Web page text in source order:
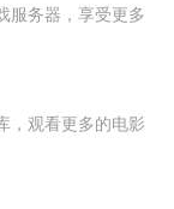
服务器，享受更多
，观看更多的电影